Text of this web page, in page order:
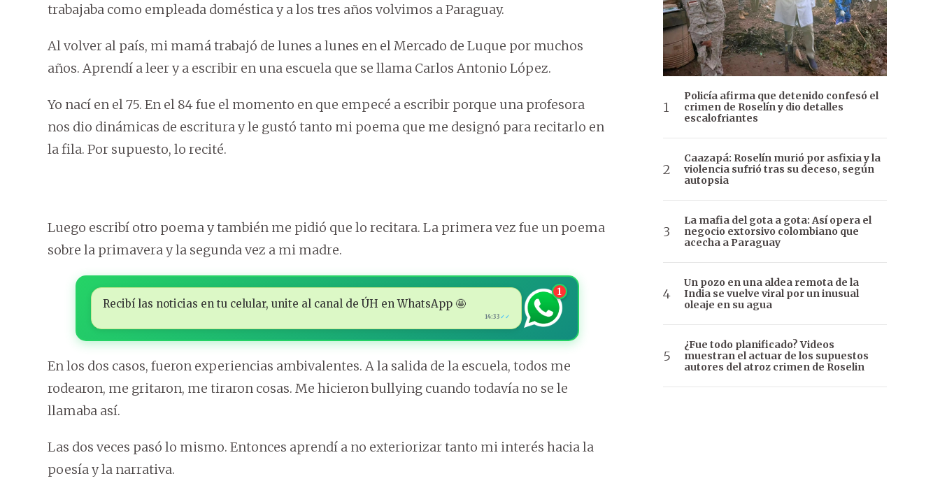
trabajaba como empleada doméstica y a los tres años volvimos a Paraguay.
Al volver al país, mi mamá trabajó de lunes a lunes en el Mercado de Luque por muchos
años. Aprendí a leer y a escribir en una escuela que se llama Carlos Antonio López.
Yo nací en el 75. En el 84 fue el momento en que empecé a escribir porque una profesora
nos dio dinámicas de escritura y le gustó tanto mi poema que me designó para recitarlo en
la fila. Por supuesto, lo recité.
Luego escribí otro poema y también me pidió que lo recitara. La primera vez fue un poema
sobre la primavera y la segunda vez a mi madre.
Recibí las noticias en tu celular, unite al canal de ÚH en WhatsApp 🤩
14:33 ✓✓
1
En los dos casos, fueron experiencias ambivalentes. A la salida de la escuela, todos me
rodearon, me gritaron, me tiraron cosas. Me hicieron bullying cuando todavía no se le
llamaba así.
Las dos veces pasó lo mismo. Entonces aprendí a no exteriorizar tanto mi interés hacia la
poesía y la narrativa.
Policía afirma que detenido confesó el
crimen de Roselín y dio detalles
escalofriantes
Caazapá: Roselín murió por asfixia y la
violencia sufrió tras su deceso, según
autopsia
La mafia del gota a gota: Así opera el
negocio extorsivo colombiano que
acecha a Paraguay
Un pozo en una aldea remota de la
India se vuelve viral por un inusual
oleaje en su agua
¿Fue todo planificado? Videos
muestran el actuar de los supuestos
autores del atroz crimen de Roselin